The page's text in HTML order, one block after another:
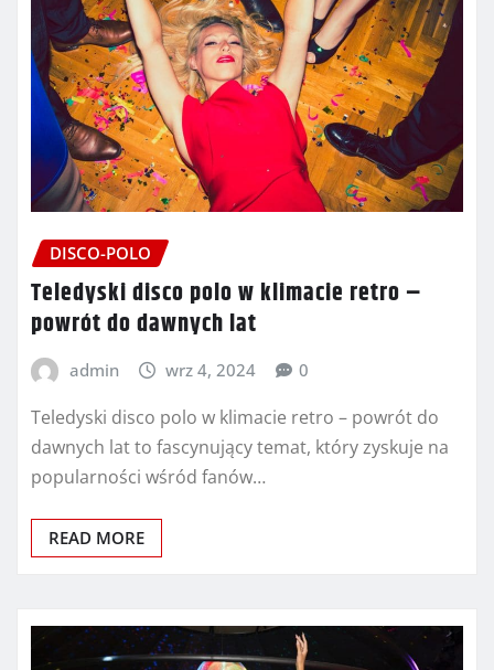
DISCO-POLO
Teledyski disco polo w klimacie retro –
powrót do dawnych lat
admin wrz 4, 2024 0
Teledyski disco polo w klimacie retro – powrót do
dawnych lat to fascynujący temat, który zyskuje na
popularności wśród fanów…
READ MORE